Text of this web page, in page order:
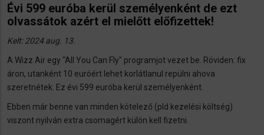
Évi 599 euróba kerül személyenként de ezt
olvassátok azért el mielőtt előfizettek!
Kelt: 2024 aug. 13.
A Wizz Air egy "All You Can Fly" programjot vezet be. Röviden: fix
áron, utanként 10 euróért lehet korlátlanul repülni ahova
szeretnétek. Ez évi 599 euróba kerül személyenként.
Ebben már benne van minden kötelező (pld kezelési költség)
viszont nyilván extra csomagért külön kell fizetni.